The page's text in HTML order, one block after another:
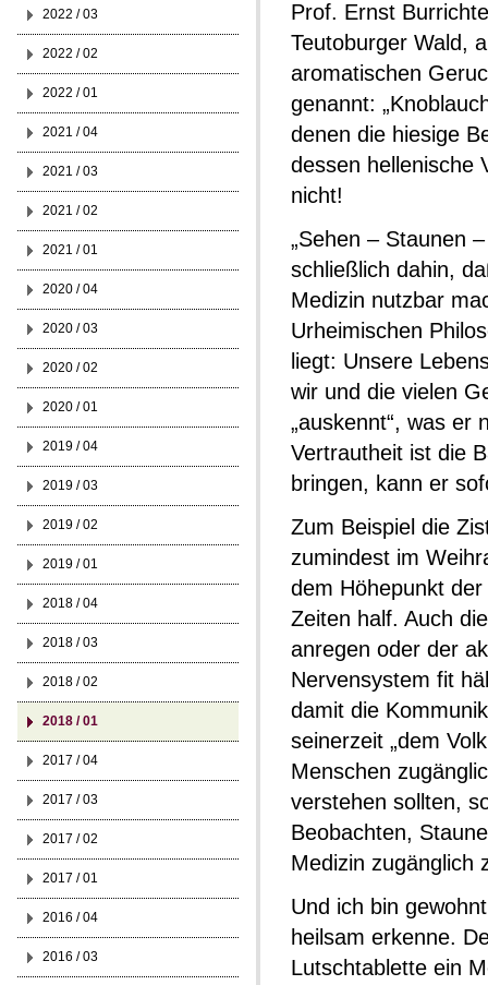
Prof. Ernst
Teutoburger Wald,
aromatischen
genannt:
denen die hiesige
dessen hellenische
nicht!
„Sehen – Staunen
schließlich dahin,
Medizin nutzbar
Urheimischen
liegt: Unsere
wir und die vielen
„auskennt“, was er
Vertrautheit ist die
bringen, kann er
Zum Beispiel die
zumindest im
dem Höhepunkt
Zeiten half. Auch
anregen oder der
Nervensystem fit
damit die
seinerzeit „dem
Menschen
verstehen sollten,
Beobachten,
Medizin zugänglich
Und ich bin
heilsam erkenne.
Lutschtablette ein
2022 / 03
2022 / 02
2022 / 01
2021 / 04
2021 / 03
2021 / 02
2021 / 01
2020 / 04
2020 / 03
2020 / 02
2020 / 01
2019 / 04
2019 / 03
2019 / 02
2019 / 01
2018 / 04
2018 / 03
2018 / 02
2018 / 01
2017 / 04
2017 / 03
2017 / 02
2017 / 01
2016 / 04
2016 / 03